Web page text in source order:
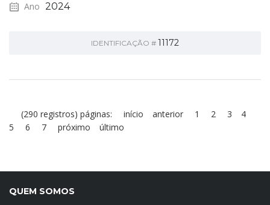
Ano 2024
IDENTIFICAÇÃO # 11172
(290 registros) páginas: início anterior 1 2 3
4
5
6 7 próximo último
QUEM SOMOS